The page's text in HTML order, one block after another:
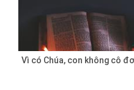
Vì có Chúa, con không cô